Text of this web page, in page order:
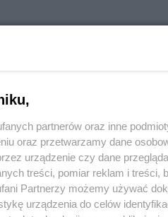
przewin wiąże się
Motyw
nic mądrego nie wymyślą.
partnerów oraz inne
oraz przetwarzamy dane
urządzenie czy dane
treści, pomiar reklam i treści,
Partnerzy możemy używać
urządzenia do celów